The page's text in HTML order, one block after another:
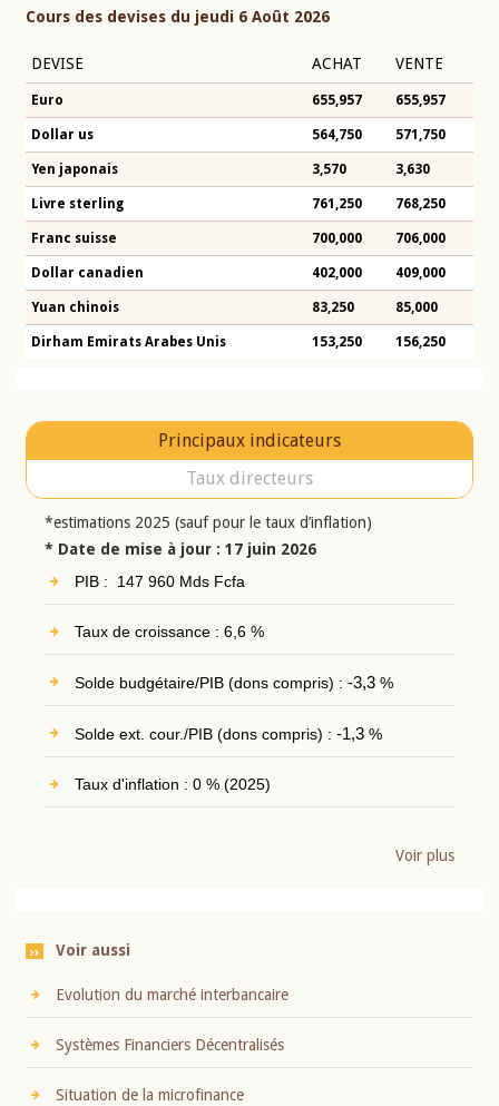
Cours des devises du jeudi 6 Août 2026
DEVISE ACHAT VENTE
Euro 655,957 655,957
Dollar us 564,750 571,750
Yen japonais 3,570 3,630
Livre sterling 761,250 768,250
Franc suisse 700,000 706,000
Dollar canadien 402,000 409,000
Yuan chinois 83,250 85,000
Dirham Emirats Arabes Unis 153,250 156,250
Principaux indicateurs
Taux directeurs
*estimations 2025 (sauf pour le taux d’inflation)
* Date de mise à jour : 17 juin 2026
PIB : 147 960 Mds Fcfa
Taux de croissance : 6,6 %
Solde budgétaire/PIB (dons compris) : -3,3%
Solde ext. cour./PIB (dons compris) : -1,3%
Taux d'inflation : 0 % (2025)
Voir plus
Voir aussi
Evolution du marché interbancaire
Systèmes Financiers Décentralisés
Situation de la microfinance